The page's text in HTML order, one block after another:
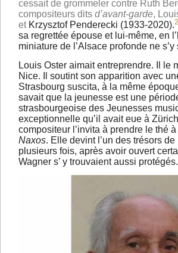
cessait de grommeler contre Ruth
compositeurs dits d’avant-garde,
et Krzysztof Penderecki (1933-2020).2
sa regrettée épouse et lui-même, en
miniature de l’Alsace profonde ne
Louis Oster aimait entreprendre. Il le
Nice. Il soutint son apparition avec
Strasbourg suscita, à la même
savait que la jeunesse est une
strasbourgeoise des Jeunesses
exceptionnelle qu’il avait eue à
compositeur l’invita à prendre le thé
Naxos. Elle devint l’un des trésors
plusieurs fois, après avoir ouvert
Wagner s’ y trouvaient aussi protégés.